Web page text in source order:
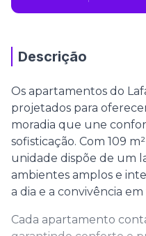
Descrição
Os apartamentos do
projetados para
moradia que une
sofisticação. Com 109
unidade dispõe de um
ambientes amplos e
a dia e a convivência em
Cada apartamento